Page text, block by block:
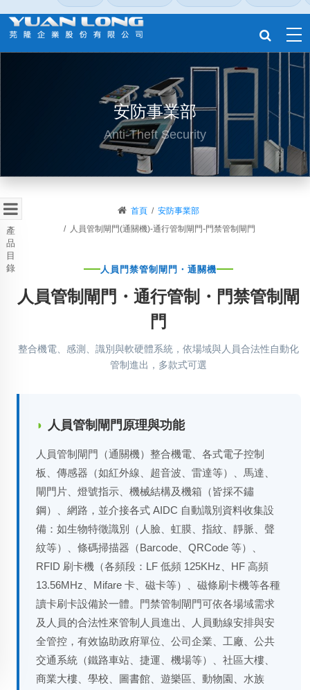
安防事業部
Anti-Theft Security
首頁
安防事業部
人員管制閘門(通關機)-通行管制閘門-門禁管制閘門
人員門禁管制閘門・通關機
人員管制閘門・通行管制・門禁管制閘
門
整合機電、感測、識別與軟硬體系統，依場域與人員合法性自動化
管制進出，多款式可選
◗ 人員管制閘門原理與功能
人員管制閘門（通關機）整合機電、各式電子控制
板、傳感器（如紅外線、超音波、雷達等）、馬達、
閘門片、燈號指示、機械結構及機箱（皆採不鏽
鋼）、網路，並介接各式 AIDC 自動識別資料收集設
備：如生物特徵識別（人臉、虹膜、指紋、靜脈、聲
紋等）、條碼掃描器（Barcode、QRCode 等）、
RFID 刷卡機（各頻段：LF 低頻 125KHz、HF 高頻
13.56MHz、Mifare 卡、磁卡等）、磁條刷卡機等各種
讀卡刷卡設備於一體。門禁管制閘門可依各場域需求
及人員的合法性來管制人員進出、人員動線安排與安
全管控，有效協助政府單位、公司企業、工廠、公共
交通系統（鐵路車站、捷運、機場等）、社區大樓、
商業大樓、學校、圖書館、遊樂區、動物園、水族